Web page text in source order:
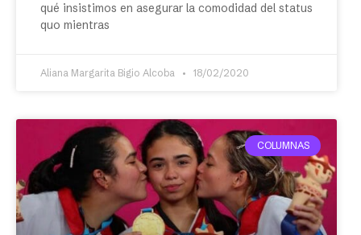
qué insistimos en asegurar la comodidad del status
quo mientras
Aliana Margarita Bigio Alcoba 18/02/2020
COLUMNAS